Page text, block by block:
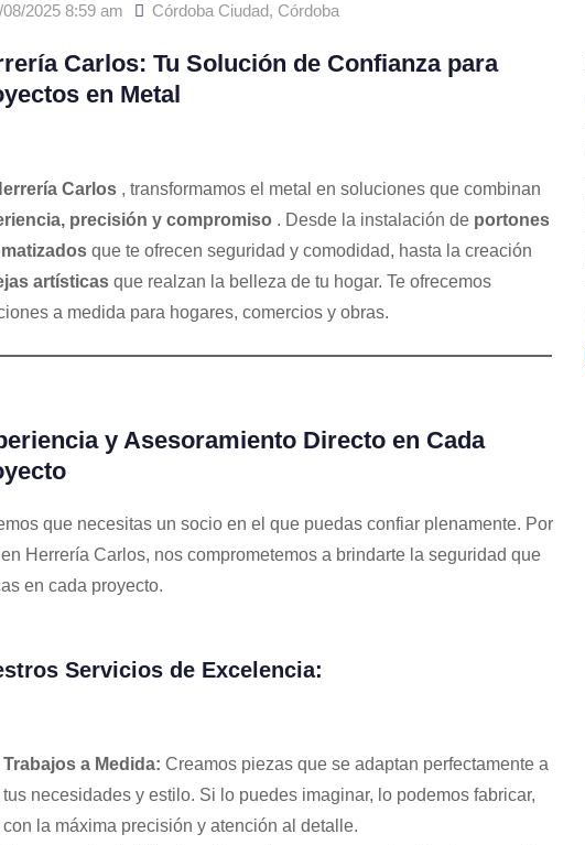
2025 8:59 am Córdoba Ciudad, Córdoba
Carlos: Tu Solución de Confianza para
en Metal
Carlos, transformamos el metal en soluciones que combinan
precisión y compromiso . Desde la instalación de portones
que te ofrecen seguridad y comodidad, hasta la creación
artísticasque realzan la belleza de tu hogar. Te ofrecemos
a medida para hogares, comercios y obras.
y Asesoramiento Directo en Cada
que necesitas un socio en el que puedas confiar plenamente. Por
Herrería Carlos, nos comprometemos a brindarte la seguridad que
en cada proyecto.
Servicios de Excelencia:
Trabajos a Medida: Creamos piezas que se adaptan perfectamente a
tus necesidades y estilo. Si lo puedes imaginar, lo podemos fabricar,
con la máxima precisión y atención al detalle.